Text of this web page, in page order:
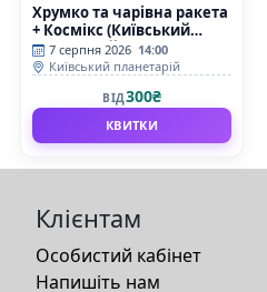
Хрумко та чарівна ракета
+ Космікс (Київський
планетарій)
7 серпня 2026 14:00
Київський планетарій
ВІД300₴
КВИТКИ
Клієнтам
Особистий кабінет
Напишіть нам